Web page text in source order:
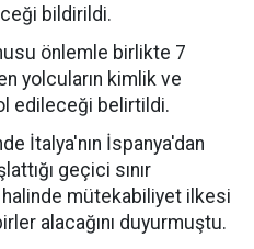
bildirildi.
önlemle birlikte 7
yolcuların kimlik ve
edileceği belirtildi.
İtalya'nın İspanya'dan
geçici sınır
halinde mütekabiliyet ilkesi
alacağını duyurmuştu.